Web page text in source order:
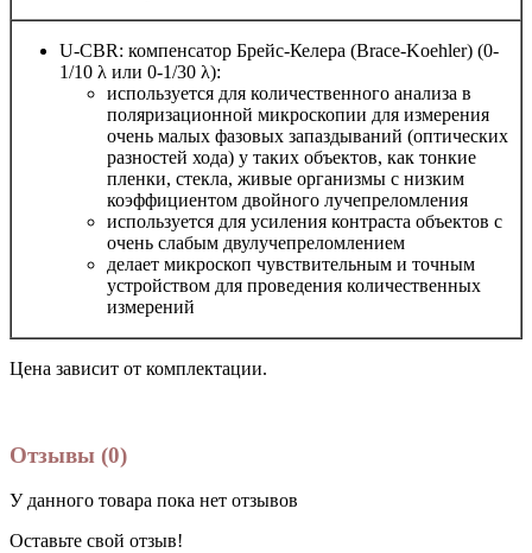
U-CBR: компенсатор Брейс-Келера (Brace-Koehler) (0-
1/10 λ или 0-1/30 λ):
используется для количественного анализа в
поляризационной микроскопии для измерения
очень малых фазовых запаздываний (оптических
разностей хода) у таких объектов, как тонкие
пленки, стекла, живые организмы с низким
коэффициентом двойного лучепреломления
используется для усиления контраста объектов с
очень слабым двулучепреломлением
делает микроскоп чувствительным и точным
устройством для проведения количественных
измерений
Цена зависит от комплектации.
Отзывы (0)
У данного товара пока нет отзывов
Оставьте свой отзыв!